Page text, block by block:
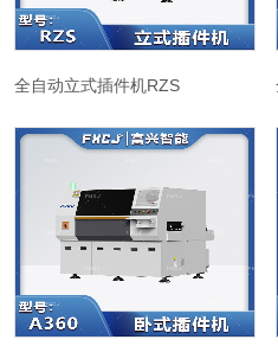
全自动立式插件机RZS